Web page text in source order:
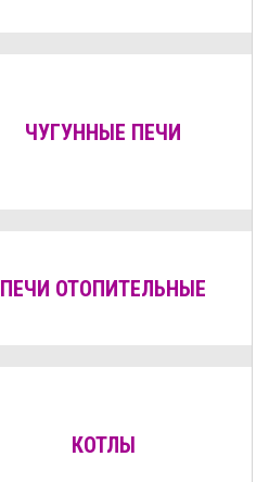
ЧУГУННЫЕ ПЕЧИ
ПЕЧИ ОТОПИТЕЛЬНЫЕ
КОТЛЫ